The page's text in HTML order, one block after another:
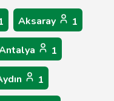
Aksaray 1
1
1